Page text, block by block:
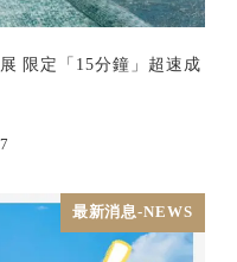
限定「15分鐘」超速成
最新消息-NEWS